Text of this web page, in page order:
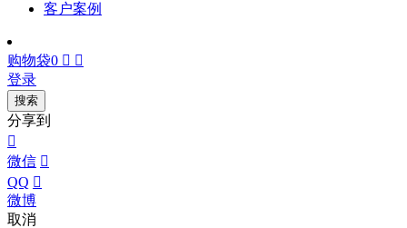
客户案例
购物袋0  
登录
搜索
分享到

微信 
QQ 
微博
取消